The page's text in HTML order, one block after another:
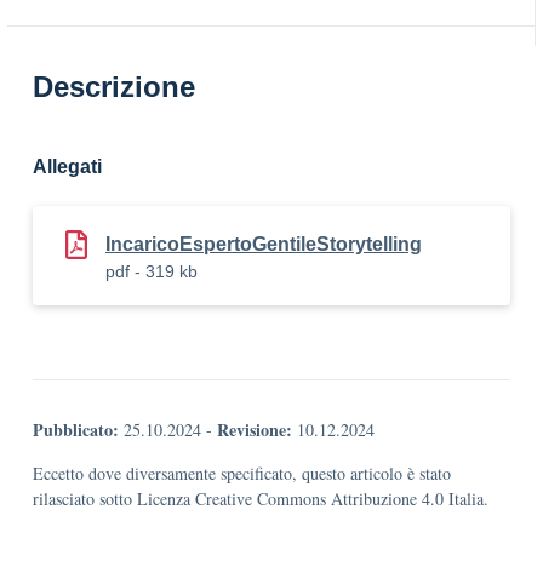
Descrizione
Allegati
IncaricoEspertoGentileStorytelling
pdf - 319 kb
Pubblicato: 25.10.2024 - Revisione: 10.12.2024
Eccetto dove diversamente specificato, questo articolo è stato
rilasciato sotto Licenza Creative Commons Attribuzione 4.0 Italia.